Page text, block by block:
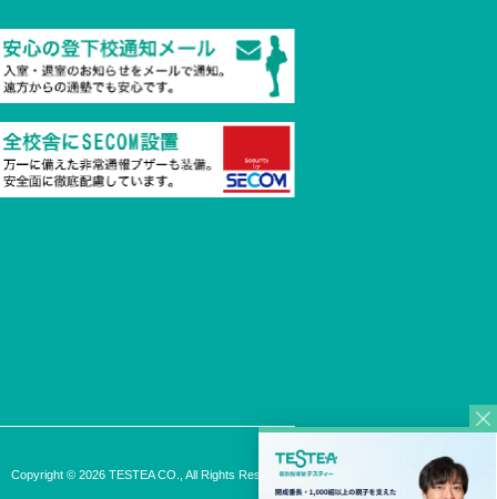
Copyright © 2026 TESTEA CO., All Rights Reserved.